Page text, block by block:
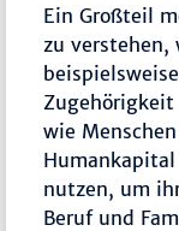
Ein Großteil
zu verstehen,
wie
nutzen, um
Beruf und